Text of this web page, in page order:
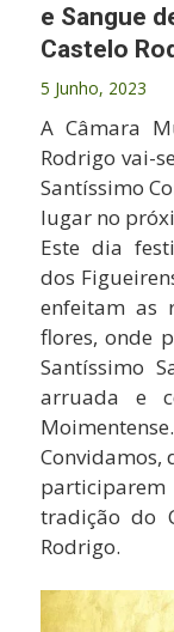
e Sangue
Castelo
5 Junho, 2023
A Câmara
Rodrigo vai-
Santíssimo
lugar no
Este dia
dos
enfeitam as
flores, onde
Santíssimo
arruada e
Moimentense.
Convidamos,
tradição do
Rodrigo.